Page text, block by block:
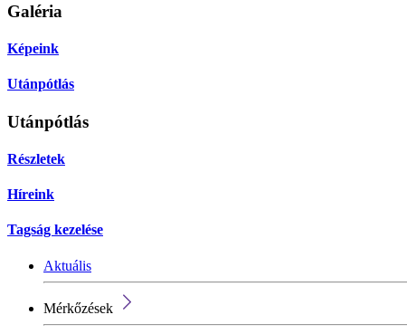
Galéria
Képeink
Utánpótlás
Utánpótlás
Részletek
Híreink
Tagság kezelése
Aktuális
Mérkőzések